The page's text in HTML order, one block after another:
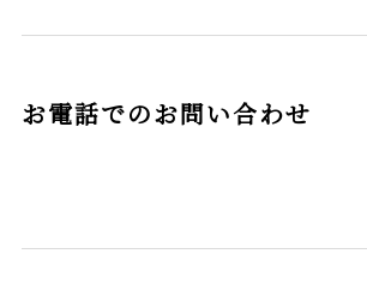
お電話でのお問い合わせ